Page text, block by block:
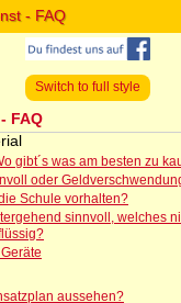
- FAQ
Switch to full style
FAQ
gibt´s was am besten zu
oder
Schule vorhalten?
sinnvoll, welches
aussehen?